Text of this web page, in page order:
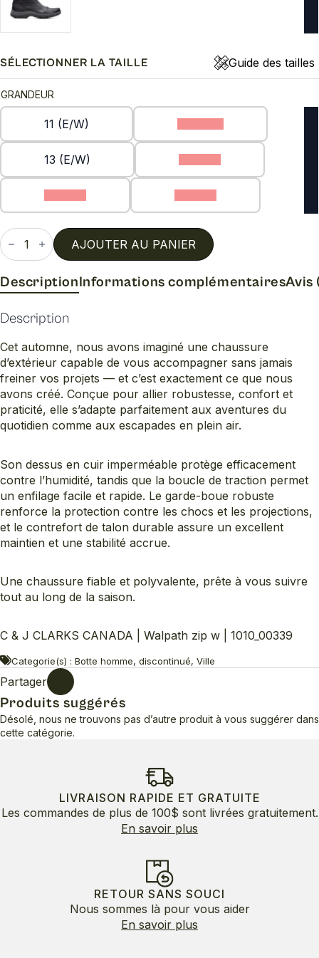
SÉLECTIONNER LA TAILLE Guide des tailles
GRANDEUR
11 (E/W)
13 (E/W)
quantité
de
Walpath
w
AJOUTER AU PANIER
DescriptionInformations complémentairesAvis
Description
Cet automne, nous avons imaginé une chaussure
d’extérieur capable de vous accompagner sans jamais
freiner vos projets — et c’est exactement ce que nous
avons créé. Conçue pour allier robustesse, confort et
praticité, elle s’adapte parfaitement aux aventures du
quotidien comme aux escapades en plein air.
Son dessus en cuir imperméable protège efficacement
contre l’humidité, tandis que la boucle de traction permet
un enfilage facile et rapide. Le garde-boue robuste
renforce la protection contre les chocs et les projections,
et le contrefort de talon durable assure un excellent
maintien et une stabilité accrue.
Une chaussure fiable et polyvalente, prête à vous suivre
tout au long de la saison.
C & J CLARKS CANADA | Walpath zip w | 1010_00339
Categorie(s) : Botte homme, discontinué, Ville
Partager
Produits suggérés
Désolé, nous ne trouvons pas d’autre produit à vous suggérer dans
cette catégorie.
LIVRAISON RAPIDE ET GRATUITE
Les commandes de plus de 100$ sont livrées gratuitement.
En savoir plus
RETOUR SANS SOUCI
Nous sommes là pour vous aider
En savoir plus